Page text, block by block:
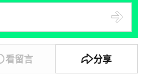
看留言 分享